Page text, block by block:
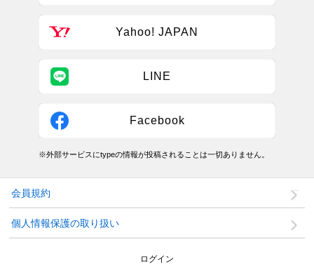
Yahoo! JAPAN
LINE
Facebook
※外部サービスにtypeの情報が投稿されることは一切ありません。
会員規約
個人情報保護の取り扱い
ログイン